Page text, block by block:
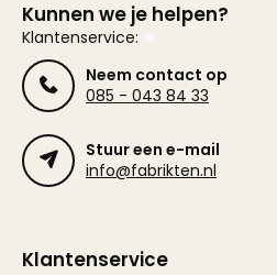
Kunnen we je helpen?
Klantenservice:
Neem contact op
085 - 043 84 33
Stuur een e-mail
info@fabrikten.nl
Klantenservice